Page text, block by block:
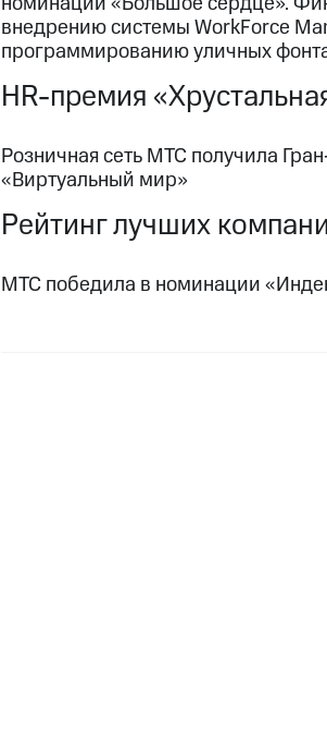
внедрению системы WorkForce
программированию уличных
HR-премия
Розничная сеть МТС получила
«Виртуальный мир»
Рейтинг лучших
МТС победила в номинации